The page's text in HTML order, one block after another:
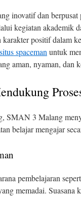
inovatif dan berpusat
kegiatan akademik
positif dalam
situs spaceman untuk
aman, nyaman, dan
SMAN 3 Malang
belajar mengajar
pembelajaran
memadai. Suasana